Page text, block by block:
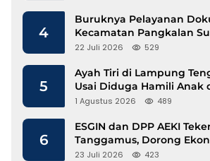
4
Buruknya Pelayanan
Kecamatan Pangkalan
Disdukcapil Langkat
22 Juli 2026 529
5
Ayah Tiri di Lampung
Usai Diduga Hamili Anak
1 Agustus 2026 489
6
ESGIN dan DPP AEKI
Tanggamus, Dorong
Berbasis Kopi dan
23 Juli 2026 423